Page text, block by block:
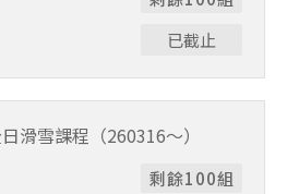
已截止
休1小時）。
滑雪課程（260316～）
剩餘100組